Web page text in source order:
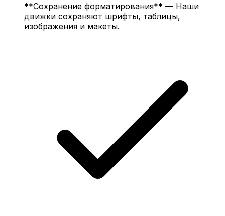
**Сохранение форматирования** — Наши
движки сохраняют шрифты, таблицы,
изображения и макеты.